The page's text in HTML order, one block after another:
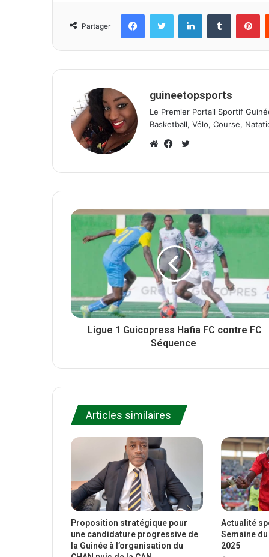
Partager
guineetopsports
Le Premier Portail Sportif
Basketball, Vélo, Course,
e
i
t
e
a
b
o
o
k
i
e
r
Ligue 1 Guicopress Hafia FC contre FC
Séquence
Articles similaires
Proposition stratégique pour
une candidature progressive de
la Guinée à l’organisation du
Actualité
Semaine
2025